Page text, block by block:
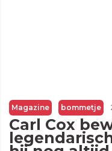
Magazine bommetje
Carl Cox